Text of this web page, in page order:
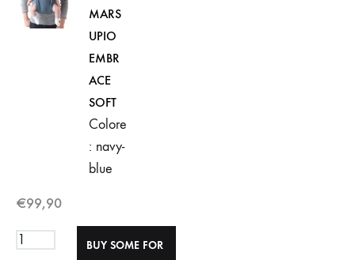
MARS
UPIO
EMBR
ACE
SOFT
Colore
: navy-
blue
€99,90